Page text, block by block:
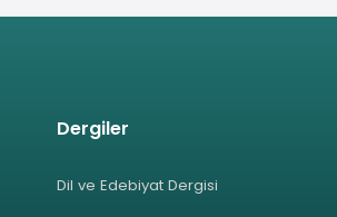
Dergiler
Dil ve Edebiyat Dergisi